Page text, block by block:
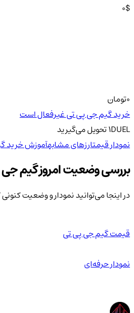
0$
0تومان
خرید گیم جی پی تی غیرفعال است
1DUEL تحویلمی‌گیرید
نمودار قیمتارزهای مشابهآموزش خرید
بررسی وضعیت امروز گیم
در اینجا می‌توانید نمودار و وضعیت
قیمت گیم جی پی تی
نمودار حرفه‌ای